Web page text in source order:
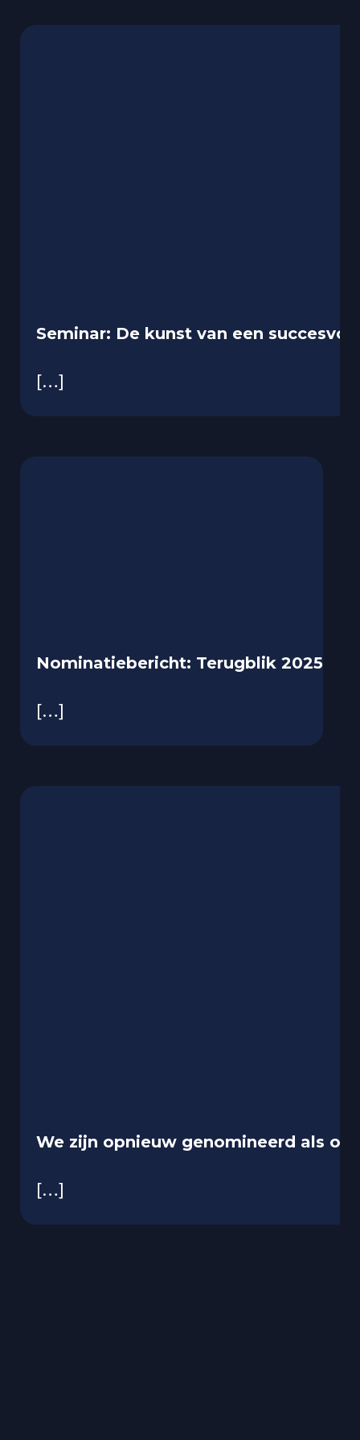
Seminar: De kunst van een
[…]
Nominatiebericht: Terugblik 2025
[…]
We zijn opnieuw genomineerd als
[…]